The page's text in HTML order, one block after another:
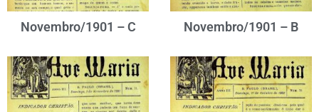
Novembro/1901 – C Novembro/1901 – B